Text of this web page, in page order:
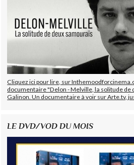
Cliquez ici pour lire, sur
documentaire "Delon - Melville, la solitude de
Galinon. Un documentaire à voir sur Arte.tv,
LE DVD/VOD DU MOIS